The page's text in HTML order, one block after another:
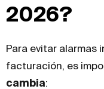
2026?
Para evitar alarmas
facturación, es
cambia: